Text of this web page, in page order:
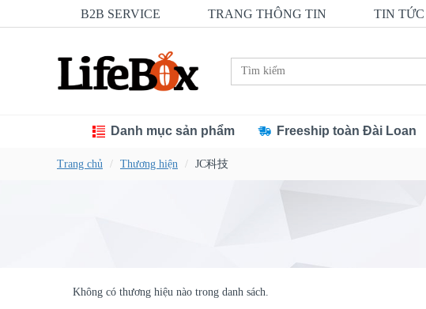
B2B SERVICE TRANG THÔNG TIN TIN TỨC
Danh mục sản phẩm Freeship toàn Đài Loan
Trang chủ Thương hiện JC科技
Không có thương hiệu nào trong danh sách.